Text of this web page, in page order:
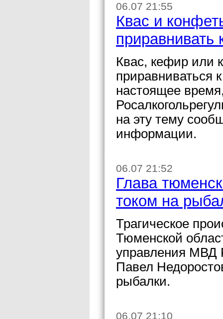
06.07 21:55
Квас и
приравнивать
Квас, кефир или
приравниваться
настоящее
на эту тему
информации.
06.07 21:52
Глава
током на
Трагическое
Тюменской
управления МВД
Павел
рыбалки.
06.07 21:10